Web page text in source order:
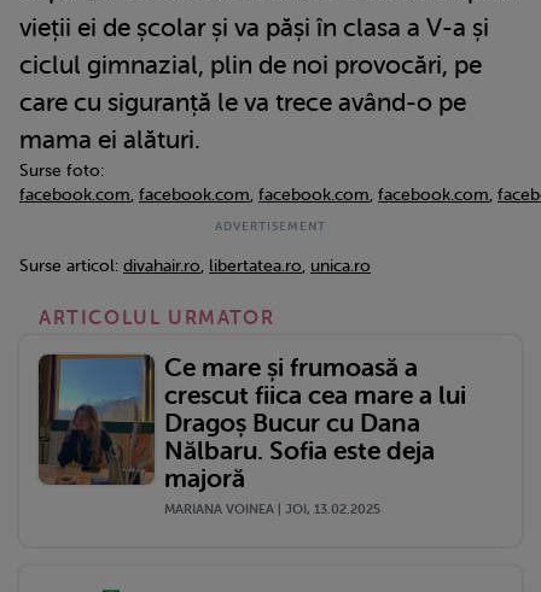
vieții ei de școlar și va păși în clasa a V-a și
ciclul gimnazial, plin de noi provocări, pe
care cu siguranță le va trece având-o pe
mama ei alături.
Surse foto:
facebook.com, facebook.com, facebook.com, facebook.com,
Surse articol: divahair.ro, libertatea.ro, unica.ro
ARTICOLUL URMATOR
Ce mare și frumoasă a
crescut fiica cea mare a lui
Dragoș Bucur cu Dana
Nălbaru. Sofia este deja
majoră
MARIANA VOINEA | JOI, 13.02.2025